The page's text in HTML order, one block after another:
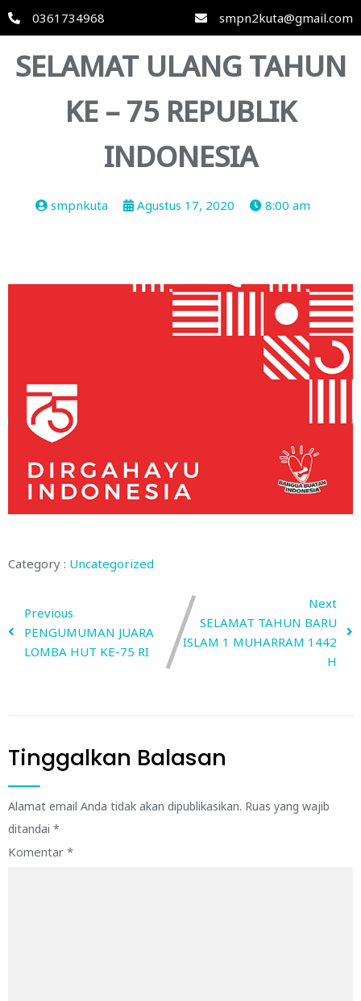
0361734968 smpn2kuta@gmail.com
SELAMAT ULANG TAHUN
KE – 75 REPUBLIK
INDONESIA
smpnkuta Agustus 17, 2020 8:00 am
Category : Uncategorized
Previous
PENGUMUMAN JUARA
LOMBA HUT KE-75 RI
Next
SELAMAT TAHUN BARU
ISLAM 1 MUHARRAM 1442
H
Tinggalkan Balasan
Alamat email Anda tidak akan dipublikasikan. Ruas yang wajib
ditandai *
Komentar *